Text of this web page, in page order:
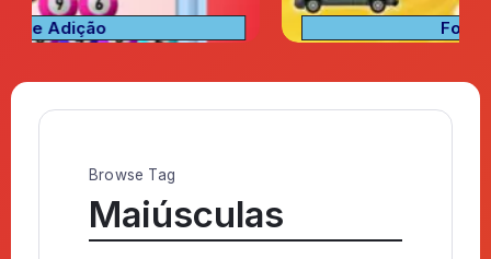
Fora de Lugar
Browse Tag
Maiúsculas